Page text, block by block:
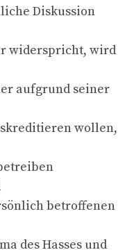
Diskussion
widerspricht, wird
aufgrund seiner
wollen,
betroffenen
des Hasses und